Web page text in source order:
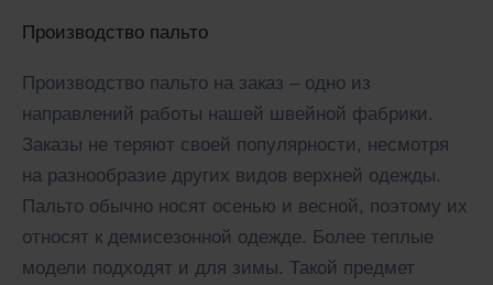
Производство пальто
Производство пальто на заказ – одно из
направлений работы нашей швейной фабрики.
Заказы не теряют своей популярности, несмотря
на разнообразие других видов верхней одежды.
Пальто обычно носят осенью и весной, поэтому их
относят к демисезонной одежде. Более теплые
модели подходят и для зимы. Такой предмет